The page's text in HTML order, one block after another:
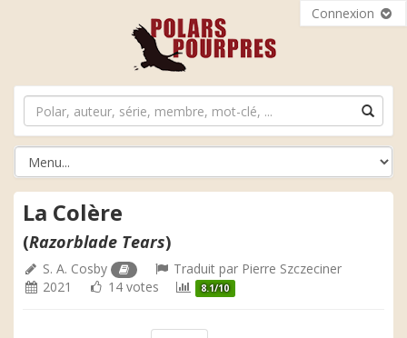
Connexion
La Colère
(Razorblade Tears)
S. A. Cosby Traduit par Pierre Szczeciner
2021
14 votes 8.1/10